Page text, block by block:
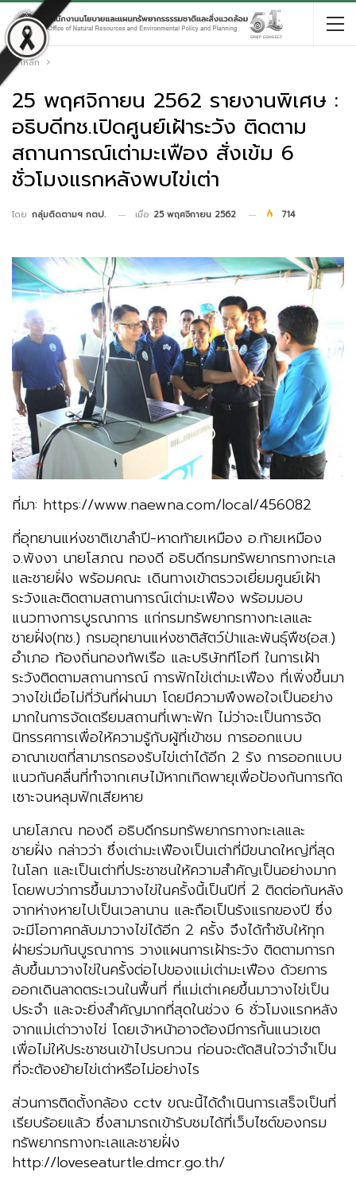
หน้าหลัก
25 พฤศจิกายน 2562 รายงานพิเศษ :
อธิบดีทช.เปิดศูนย์เฝ้าระวัง ติดตาม
สถานการณ์เต่ามะเฟือง สั่งเข้ม 6
ชั่วโมงแรกหลังพบไข่เต่า
โดย กลุ่มติดตามฯ กตป. เมื่อ 25 พฤศจิกายน 2562 714
ที่มา: https://www.naewna.com/local/456082
ที่อุทยานแห่งชาติเขาลำปี-หาดท้ายเหมือง อ.ท้ายเหมือง
จ.พังงา นายโสภณ ทองดี อธิบดีกรมทรัพยากรทางทะเล
และชายฝั่ง พร้อมคณะ เดินทางเข้าตรวจเยี่ยมศูนย์เฝ้า
ระวังและติดตามสถานการณ์เต่ามะเฟือง พร้อมมอบ
แนวทางการบูรณาการ แก่กรมทรัพยากรทางทะเลและ
ชายฝั่ง(ทช.) กรมอุทยานแห่งชาติสัตว์ป่าและพันธุ์พืช(อส.)
อำเภอ ท้องถิ่นกองทัพเรือ และบริษัททีโอที ในการเฝ้า
ระวังติดตามสถานการณ์ การฟักไข่เต่ามะเฟือง ที่เพิ่งขึ้นมา
วางไข่เมื่อไม่กี่วันที่ผ่านมา โดยมีความพึงพอใจเป็นอย่าง
มากในการจัดเตรียมสถานที่เพาะฟัก ไม่ว่าจะเป็นการจัด
นิทรรศการเพื่อให้ความรู้กับผู้ที่เข้าชม การออกแบบ
อาณาเขตที่สามารถรองรับไข่เต่าได้อีก 2 รัง การออกแบบ
แนวกันคลื่นที่ทำจากเศษไม้หากเกิดพายุเพื่อป้องกันการกัด
เซาะจนหลุมฟักเสียหาย
นายโสภณ ทองดี อธิบดีกรมทรัพยากรทางทะเลและ
ชายฝั่ง กล่าวว่า ซึ่งเต่ามะเฟืองเป็นเต่าที่มีขนาดใหญ่ที่สุด
ในโลก และเป็นเต่าที่ประชาชนให้ความสำคัญเป็นอย่างมาก
โดยพบว่าการขึ้นมาวางไข่ในครั้งนี้เป็นปีที่ 2 ติดต่อกันหลัง
จากห่างหายไปเป็นเวลานาน และถือเป็นรังแรกของปี ซึ่ง
จะมีโอกาศกลับมาวางไข่ได้อีก 2 ครั้ง จึงได้กำชับให้ทุก
ฝ่ายร่วมกันบูรณาการ วางแผนการเฝ้าระวัง ติดตามการก
ลับขึ้นมาวางไข่ในครั้งต่อไปของแม่เต่ามะเฟือง ด้วยการ
ออกเดินลาดตระเวนในพื้นที่ ที่แม่เต่าเคยขึ้นมาวางไข่เป็น
ประจำ และจะยิ่งสำคัญมากที่สุดในช่วง 6 ชั่วโมงแรกหลัง
จากแม่เต่าวางไข่ โดยเจ้าหน้าอาจต้องมีการกั้นแนวเขต
เพื่อไม่ให้ประชาชนเข้าไปรบกวน ก่อนจะตัดสินใจว่าจำเป็น
ที่จะต้องย้ายไข่เต่าหรือไม่อย่างไร
ส่วนการติดตั้งกล้อง cctv ขณะนี้ได้ดำเนินการเสร็จเป็นที่
เรียบร้อยแล้ว ซึ่งสามารถเข้ารับชมได้ที่เว็บไซต์ของกรม
ทรัพยากรทางทะเลและชายฝั่ง
http://loveseaturtle.dmcr.go.th/